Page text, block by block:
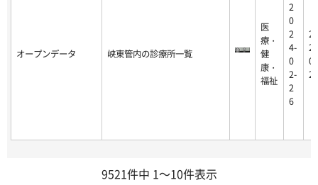
オープンデータ 峡東管内の診療所一覧
医
療・
健
康・
福祉
2
0
2
4-
0
2-
2
6
20
26
9521件中 1～10件表示